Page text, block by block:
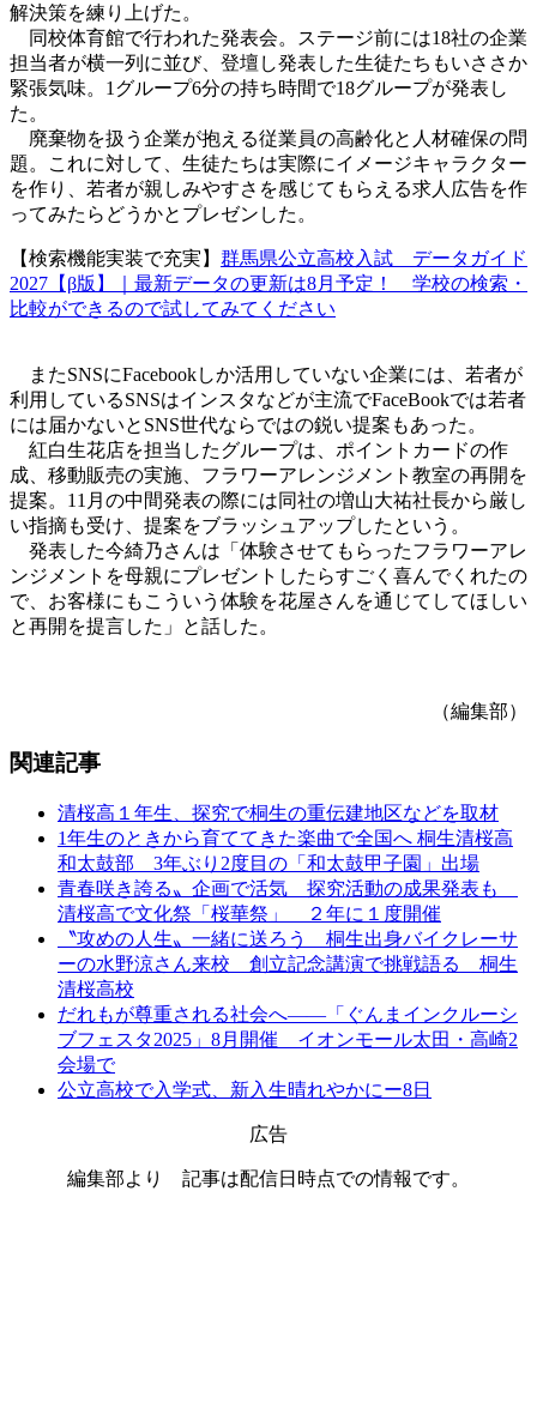
解決策を練り上げた。
同校体育館で行われた発表会。ステージ前には18社の企業
担当者が横一列に並び、登壇し発表した生徒たちもいささか
緊張気味。1グループ6分の持ち時間で18グループが発表し
た。
廃棄物を扱う企業が抱える従業員の高齢化と人材確保の問
題。これに対して、生徒たちは実際にイメージキャラクター
を作り、若者が親しみやすさを感じてもらえる求人広告を作
ってみたらどうかとプレゼンした。
【検索機能実装で充実】 群馬県公立高校入試 データガイド
2027【β版】｜最新データの更新は8月予定！ 学校の検索・
比較ができるので試してみてください
またSNSにFacebookしか活用していない企業には、若者が
利用しているSNSはインスタなどが主流でFaceBookでは若者
には届かないとSNS世代ならではの鋭い提案もあった。
紅白生花店を担当したグループは、ポイントカードの作
成、移動販売の実施、フラワーアレンジメント教室の再開を
提案。11月の中間発表の際には同社の増山大祐社長から厳し
い指摘も受け、提案をブラッシュアップしたという。
発表した今綺乃さんは「体験させてもらったフラワーアレ
ンジメントを母親にプレゼントしたらすごく喜んでくれたの
で、お客様にもこういう体験を花屋さんを通じてしてほしい
と再開を提言した」と話した。
（編集部）
関連記事
清桜高１年生、探究で桐生の重伝建地区などを取材
1年生のときから育ててきた楽曲で全国へ 桐生清桜高
和太鼓部 3年ぶり2度目の「和太鼓甲子園」出場
青春咲き誇る〟企画で活気 探究活動の成果発表も
清桜高で文化祭「桜華祭」 ２年に１度開催
〝攻めの人生〟一緒に送ろう 桐生出身バイクレーサ
ーの水野涼さん来校 創立記念講演で挑戦語る 桐生
清桜高校
だれもが尊重される社会へ――「ぐんまインクルーシ
ブフェスタ2025」8月開催 イオンモール太田・高崎2
会場で
公立高校で入学式、新入生晴れやかにー8日
広告
編集部より 記事は配信日時点での情報です。